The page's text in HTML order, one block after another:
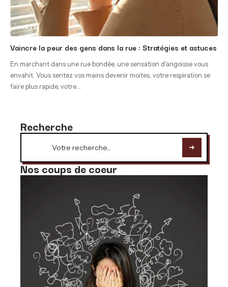
SANTÉ
Vaincre la peur des gens dans la rue : Stratégies et astuces
En marchant dans une rue bondée, une sensation d'angoisse vous
envahit. Vous sentez vos mains devenir moites, votre respiration se
faire plus rapide, votre
Recherche
Nos coups de coeur